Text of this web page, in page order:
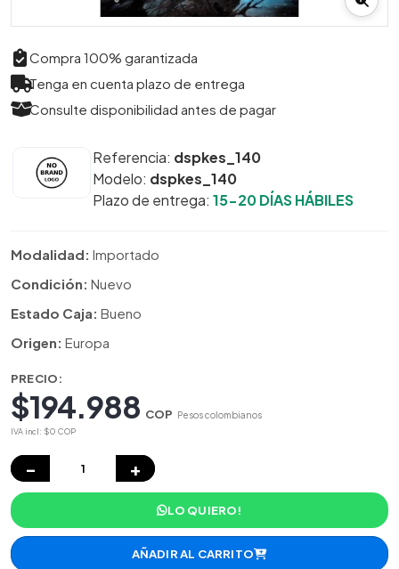
Compra 100% garantizada
Tenga en cuenta plazo de entrega
Consulte disponibilidad antes de pagar
Referencia: dspkes_140
Modelo: dspkes_140
Plazo de entrega: 15-20 DÍAS HÁBILES
Modalidad: Importado
Condición: Nuevo
Estado Caja: Bueno
Origen: Europa
PRECIO:
$194.988 COP Pesos colombianos
IVA incl: $0 COP
− +
LO QUIERO!
AÑADIR AL CARRITO